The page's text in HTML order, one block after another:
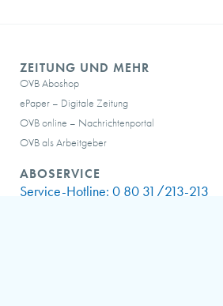
ZEITUNG UND MEHR
OVB Aboshop
ePaper – Digitale Zeitung
OVB online – Nachrichtenportal
OVB als Arbeitgeber
ABOSERVICE
Service-Hotline: 0 80 31/213-213